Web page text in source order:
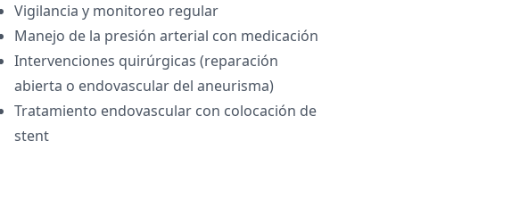
Vigilancia y monitoreo regular
Manejo de la presión arterial con medicación
Intervenciones quirúrgicas (reparación
abierta o endovascular del aneurisma)
Tratamiento endovascular con colocación de
stent